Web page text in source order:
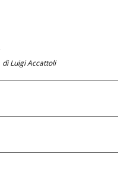
di Luigi Accattoli